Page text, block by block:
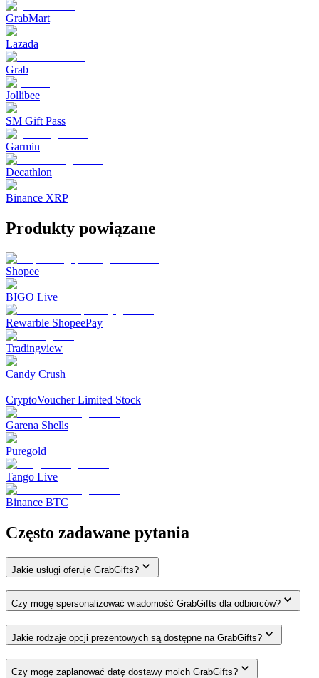
GrabMart
Lazada
Grab
Jollibee
SM Gift Pass
Garmin
Decathlon
Binance XRP
Produkty powiązane
Shopee
BIGO Live
Rewarble ShopeePay
Tradingview
Candy Crush
CryptoVoucher Limited Stock
Garena Shells
Puregold
Tango Live
Binance BTC
Często zadawane pytania
Jakie usługi oferuje GrabGifts?
Czy mogę spersonalizować wiadomość GrabGifts dla odbiorców?
Jakie rodzaje opcji prezentowych są dostępne na GrabGifts?
Czy mogę zaplanować datę dostawy moich GrabGifts?